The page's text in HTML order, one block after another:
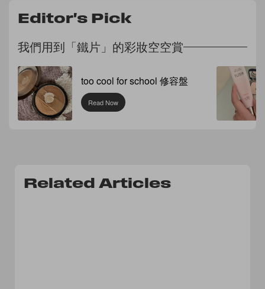
Editor's Pick
我們用到「鐵片」的彩妝空空賞
too cool for school 修容盤
Read Now
Related Articles